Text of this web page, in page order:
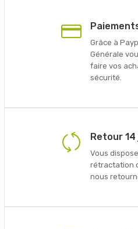
Grâce à
Générale
faire vos
sécurité.
Retour
Vous
rétractation
nous